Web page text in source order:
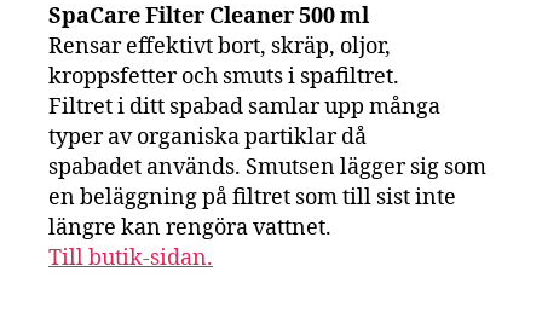
SpaCare Filter Cleaner 500 ml
Rensar effektivt bort, skräp, oljor,
kroppsfetter och smuts i spafiltret.
Filtret i ditt spabad samlar upp många
typer av organiska partiklar då
spabadet används. Smutsen lägger sig som
en beläggning på filtret som till sist inte
längre kan rengöra vattnet.
Till butik-sidan.